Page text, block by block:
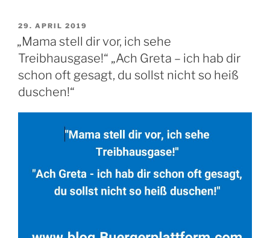
VERÖFFENTLICHT
AM
29. APRIL 2019
„Mama stell dir vor, ich sehe
Treibhausgase!“ „Ach Greta – ich hab dir
schon oft gesagt, du sollst nicht so heiß
duschen!“